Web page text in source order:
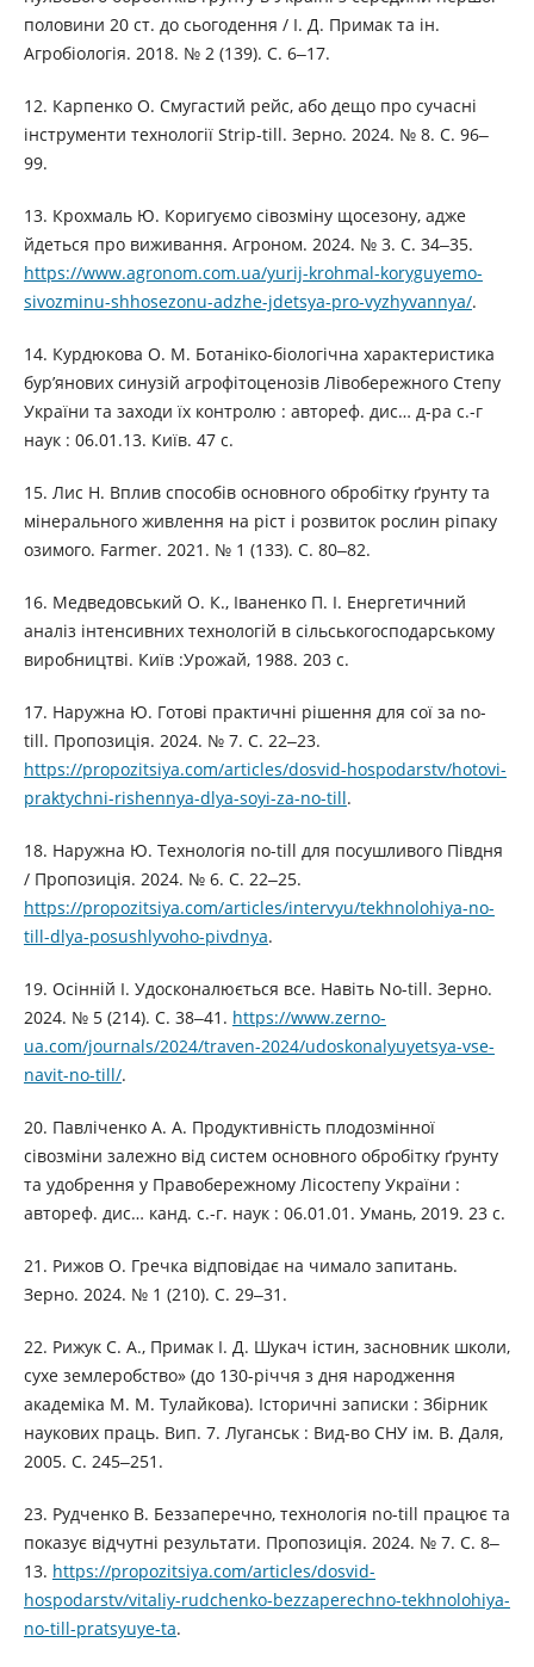
половини 20 ст. до сьогодення / І. Д. Примак та ін.
Агробіологія. 2018. № 2 (139). С. 6‒17.
12. Карпенко О. Смугастий рейс, або дещо про сучасні
інструменти технології Strip-till. Зерно. 2024. № 8. С. 96‒
99.
13. Крохмаль Ю. Коригуємо сівозміну щосезону, адже
йдеться про виживання. Агроном. 2024. № 3. С. 34‒35.
https://www.agronom.com.ua/yurij-krohmal-koryguyemo-
sivozminu-shhosezonu-adzhe-jdetsya-pro-vyzhyvannya/.
14. Курдюкова О. М. Ботаніко-біологічна характеристика
бур’янових синузій агрофітоценозів Лівобережного Степу
України та заходи їх контролю : автореф. дис… д-ра с.-г
наук : 06.01.13. Київ. 47 с.
15. Лис Н. Вплив способів основного обробітку ґрунту та
мінерального живлення на ріст і розвиток рослин ріпаку
озимого. Farmer. 2021. № 1 (133). С. 80‒82.
16. Медведовський О. К., Іваненко П. І. Енергетичний
аналіз інтенсивних технологій в сільськогосподарському
виробництві. Київ :Урожай, 1988. 203 с.
17. Наружна Ю. Готові практичні рішення для сої за no-
till. Пропозиція. 2024. № 7. С. 22‒23.
https://propozitsiya.com/articles/dosvid-hospodarstv/hotovi-
praktychni-rishennya-dlya-soyi-za-no-till.
18. Наружна Ю. Технологія no-till для посушливого Півдня
/ Пропозиція. 2024. № 6. С. 22‒25.
https://propozitsiya.com/articles/intervyu/tekhnolohiya-no-
till-dlya-posushlyvoho-pivdnya.
19. Осінній І. Удосконалюється все. Навіть No-till. Зерно.
2024. № 5 (214). С. 38‒41. https://www.zerno-
ua.com/journals/2024/traven-2024/udoskonalyuyetsya-vse-
navit-no-till/.
20. Павліченко А. А. Продуктивність плодозмінної
сівозміни залежно від систем основного обробітку ґрунту
та удобрення у Правобережному Лісостепу України :
автореф. дис… канд. с.-г. наук : 06.01.01. Умань, 2019. 23 c.
21. Рижов О. Гречка відповідає на чимало запитань.
Зерно. 2024. № 1 (210). С. 29‒31.
22. Рижук С. А., Примак І. Д. Шукач істин, засновник школи,
сухе землеробство» (до 130-річчя з дня народження
академіка М. М. Тулайкова). Історичні записки : Збірник
наукових праць. Вип. 7. Луганськ : Вид-во СНУ ім. В. Даля,
2005. С. 245‒251.
23. Рудченко В. Беззаперечно, технологія no-till працює та
показує відчутні результати. Пропозиція. 2024. № 7. С. 8‒
13. https://propozitsiya.com/articles/dosvid-
hospodarstv/vitaliy-rudchenko-bezzaperechno-tekhnolohiya-
no-till-pratsyuye-ta.